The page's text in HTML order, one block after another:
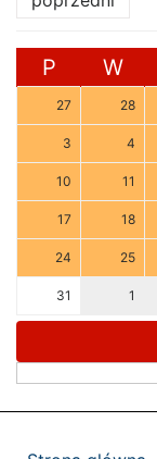
P W
27 28
3 4
10 11
17 18
24 25
31 1